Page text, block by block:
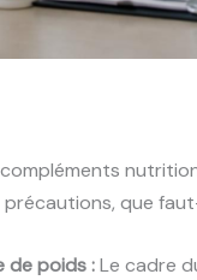
que
de poids :Le cadre